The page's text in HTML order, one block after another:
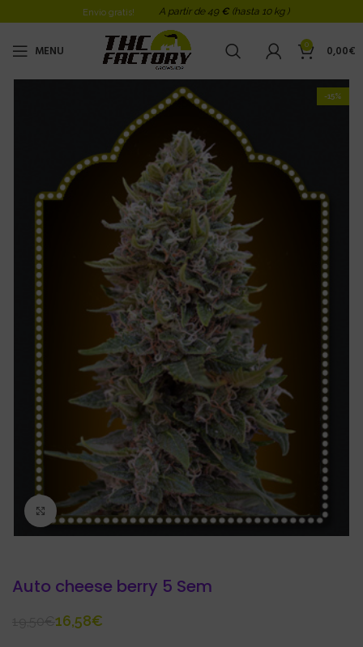
Envio gratis! A partir de 49 € (hasta 10 kg )
MENU 0 0,00€
-15%
Click to enlarge
Auto cheese berry 5 Sem
16,58€